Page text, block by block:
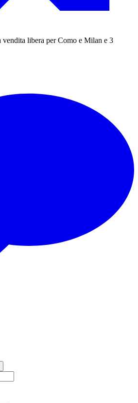
libera per Como e Milan e 3